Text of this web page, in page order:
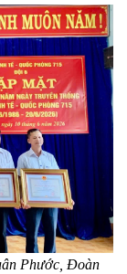
Phước, Đoàn